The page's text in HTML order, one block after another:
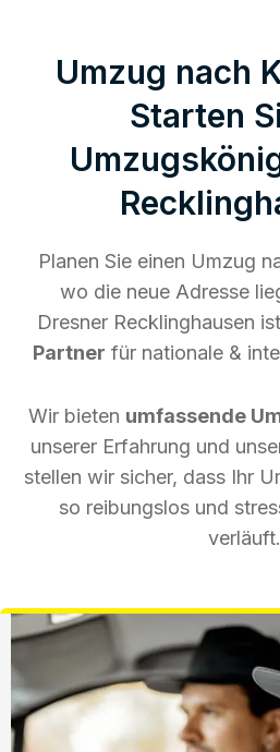
Umzug nach
Starten
Planen Sie einen Umzug
wo die neue Adresse
Dresner Recklinghausen ist
Partner für nationale &
Wir bieten umfassende
unserer Erfahrung und
stellen wir sicher, dass Ihr
so reibungslos und
verläuft.